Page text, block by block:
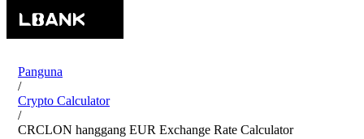
Panguna
/
Crypto Calculator
/
CRCLON hanggang EUR Exchange Rate Calculator